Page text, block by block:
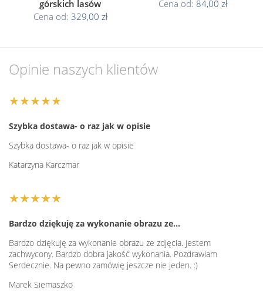
górskich lasów
Cena od: 329,00 zł
Cena od: 84,00 zł
Opinie naszych klientów
★★★★★
Szybka dostawa- o raz jak w opisie
Szybka dostawa- o raz jak w opisie
Katarzyna Karczmar
★★★★★
Bardzo dziękuję za wykonanie obrazu ze…
Bardzo dziękuję za wykonanie obrazu ze zdjęcia. Jestem
zachwycony. Bardzo dobra jakość wykonania. Pozdrawiam
Serdecznie. Na pewno zamówię jeszcze nie jeden. :)
Marek Siemaszko